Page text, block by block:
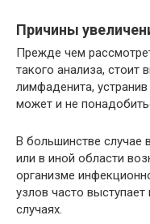
Причины
Прежде чем
такого анализа,
лимфаденита,
может и не
В большинстве случае
или в иной области
организме
узлов часто
случаях.